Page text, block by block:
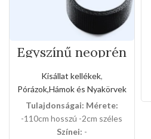
Egyszínű neoprén
kézipóráz
(Közepes méret)
Kisállat kellékek,
Pórázok,Hámok és Nyakörvek
Tulajdonságai: Mérete:
-110cm hosszú -2cm széles
Színei: -